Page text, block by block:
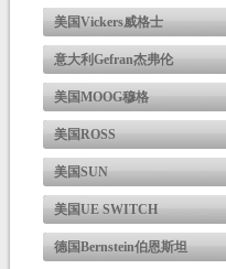
美国Vickers威格士
意大利Gefran杰弗伦
美国MOOG穆格
美国ROSS
美国SUN
美国UE SWITCH
德国Bernstein伯恩斯坦